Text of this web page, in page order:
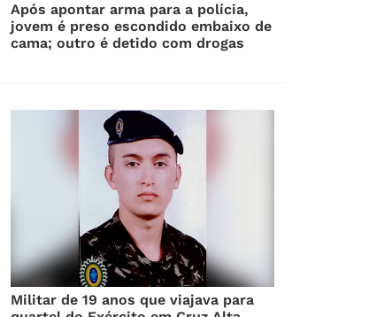
Após apontar arma para a polícia,
jovem é preso escondido embaixo de
cama; outro é detido com drogas
Militar de 19 anos que viajava para